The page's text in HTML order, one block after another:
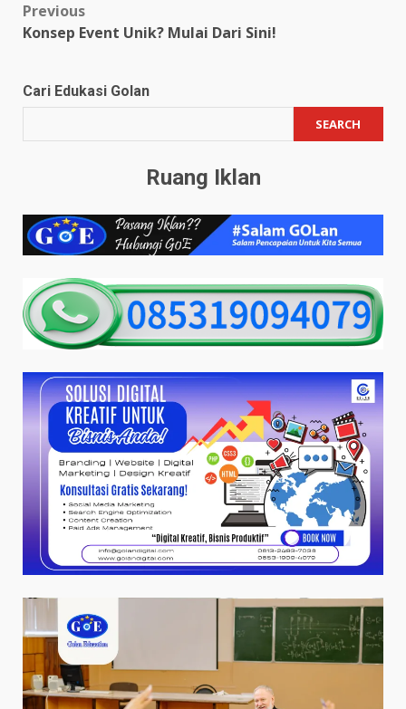
Post
navigation
Previous
Konsep Event Unik? Mulai Dari Sini!
Cari Edukasi Golan
SEARCH
Ruang Iklan